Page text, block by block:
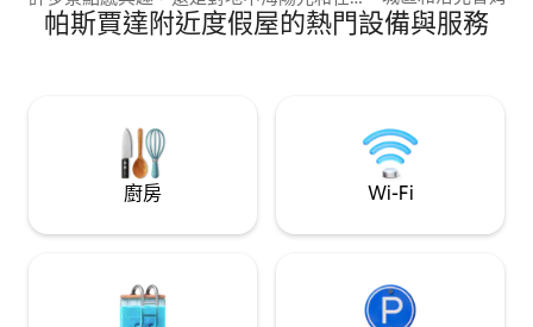
清澈的亞得里亞海中游泳感興趣。 維加別
墅（Villa Vega）是一座美麗的三臥室別
在花園放鬆身心，配有燒烤設施和涼亭下
的戶外用餐區。提供日光浴躺椅。 洗衣設
施包括洗衣機和烘乾機。
早晨的咖啡或日落
供令人驚豔的背景
理位置都非常優越
帕斯賈達附近度假屋的熱門設備與服務
廚房 Wi-Fi